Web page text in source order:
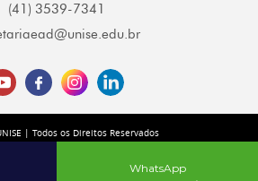
(41) 3539-7341
unise.edu.br
| Todos os Direitos Reservados
WhatsApp